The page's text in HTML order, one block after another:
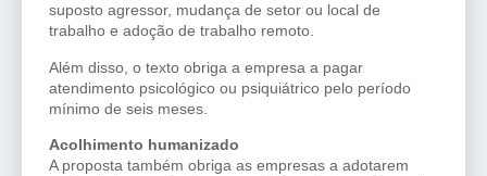
suposto agressor, mudança de setor ou local de
trabalho e adoção de trabalho remoto.
Além disso, o texto obriga a empresa a pagar
atendimento psicológico ou psiquiátrico pelo período
mínimo de seis meses.
Acolhimento humanizado
A proposta também obriga as empresas a adotarem